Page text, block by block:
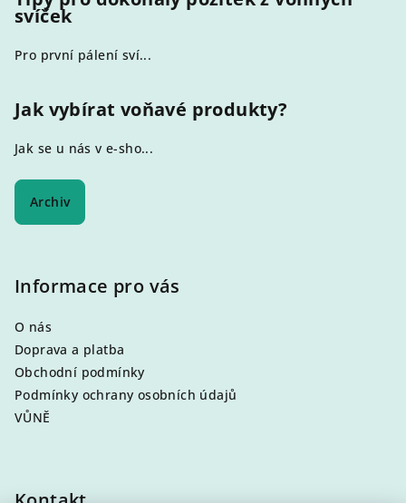
svíček
Pro první pálení sví...
Jak vybírat voňavé produkty?
Jak se u nás v e-sho...
Archiv
Informace pro vás
O nás
Doprava a platba
Obchodní podmínky
Podmínky ochrany osobních údajů
VŮNĚ